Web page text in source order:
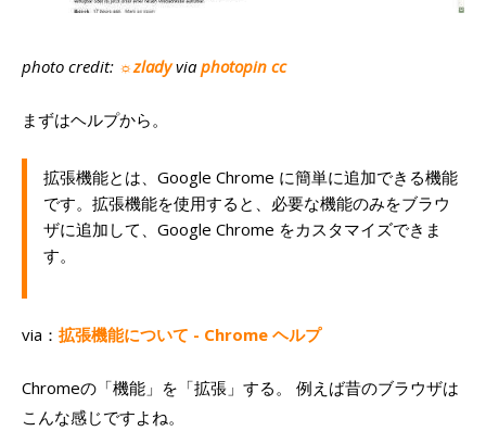
photo credit: ☼zladyvia photopin cc
まずはヘルプから。
拡張機能とは、Google Chrome に簡単に追加できる機能
です。拡張機能を使用すると、必要な機能のみをブラウ
ザに追加して、Google Chrome をカスタマイズできま
す。
via： 拡張機能について - Chrome ヘルプ
Chromeの「機能」を「拡張」する。 例えば昔のブラウザは
こんな感じですよね。